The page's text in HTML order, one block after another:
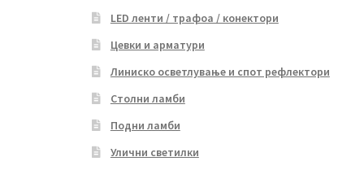
LED ленти / трафоа / конектори
Цевки и арматури
Линиско осветлување и спот рефлектори
Столни ламби
Подни ламби
Улични светилки